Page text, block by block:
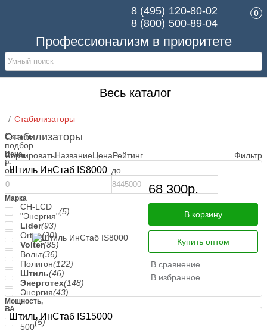
Профессионализм в приоритете
8 (495) 120-80-02
8 (800) 500-89-04
0
Весь каталог
Стабилизаторы
Скрыть
подбор
Цена,
р.
от до
Марка
СН-LCD
"Энергия"(5)
Lider(93)
Ortea(20)
Volter(85)
Вольт(36)
Полигон(122)
Штиль(46)
Энерготех(148)
Энергия(43)
Мощность,
ВА
0-
500(5)
Стабилизаторы
СортироватьНазваниеЦенаРейтинг Фильтр
Штиль ИнСтаб IS8000
68 300р.
В корзину
Купить оптом
В сравнение
В избранное
Штиль ИнСтаб IS15000